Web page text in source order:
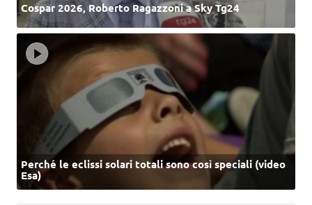
Cospar 2026, Roberto Ragazzoni a Sky Tg24
Perché le eclissi solari totali sono così speciali (video
Esa)